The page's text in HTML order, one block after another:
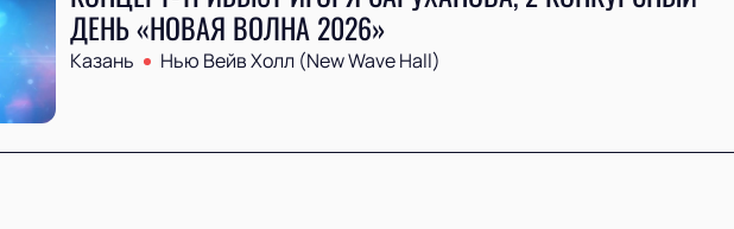
ДЕНЬ «НОВАЯ ВОЛНА 2026»
Казань Нью Вейв Холл (New Wave Hall)